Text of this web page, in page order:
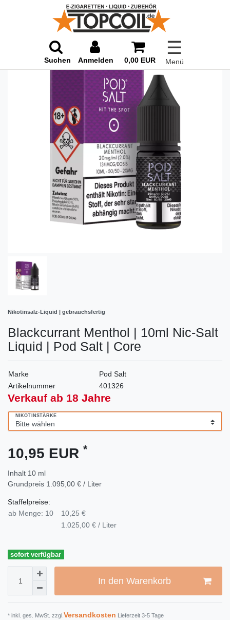
Suchen Anmelden 0,00 EUR
☰
Menü
Nikotinsalz-Liquid | gebrauchsfertig
Blackcurrant Menthol | 10ml Nic-Salt
Liquid | Pod Salt | Core
Marke
Pod Salt
Artikelnummer
401326
Verkauf ab 18 Jahre
NIKOTINSTÄRKE
10,95 EUR *
Inhalt 10 ml
Grundpreis 1.095,00 € / Liter
Staffelpreise:
ab Menge: 10
10,25 €
1.025,00 € / Liter
sofort verfügbar
In den Warenkorb
* inkl. ges. MwSt. zzgl. Versandkosten Lieferzeit 3-5 Tage